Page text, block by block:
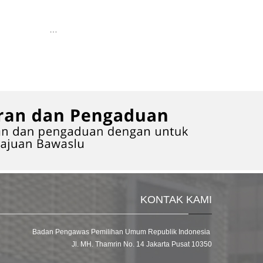
KONTAK KAMI
Badan Pengawas Pemilihan Umum Republik Indonesia
Jl. MH. Thamrin No. 14 Jakarta Pusat 10350